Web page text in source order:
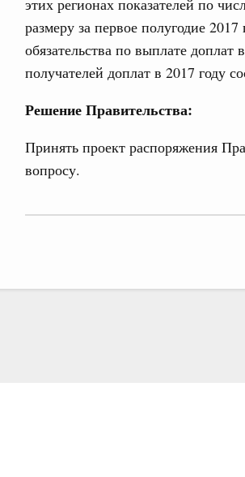
размеру за первое полугодие
обязательства по выплате
получателей доплат в 2017 году
Решение Правительства:
Принять проект распоряжения
вопросу.